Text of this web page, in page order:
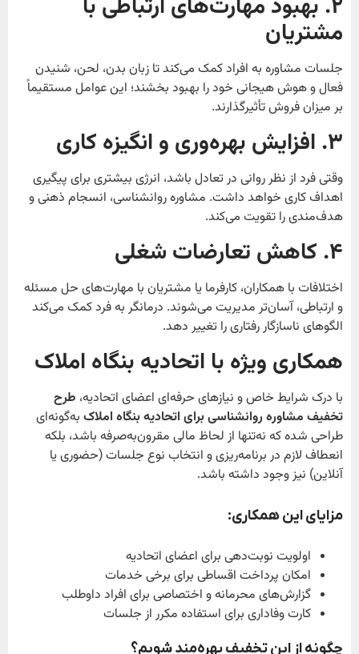
مشتریان
جلسات مشاوره به افراد کمک می‌کند تا زبان بدن، لحن، شنیدن
فعال و هوش هیجانی خود را بهبود بخشند؛ این عوامل مستقیماً
بر میزان فروش تأثیرگذارند.
. افزایش بهره‌وری و انگیزه کاری
وقتی فرد از نظر روانی در تعادل باشد، انرژی بیشتری برای پیگیری
اهداف کاری خواهد داشت. مشاوره روانشناسی، انسجام ذهنی و
هدف‌مندی را تقویت می‌کند.
. کاهش تعارضات شغلی
اختلافات با همکاران، کارفرما یا مشتریان با مهارت‌های حل مسئله
و ارتباطی، آسان‌تر مدیریت می‌شوند. درمانگر به فرد کمک می‌کند
الگوهای ناسازگار رفتاری را تغییر دهد.
همکاری ویژه با اتحادیه بنگاه املاک
با درک شرایط خاص و نیازهای حرفه‌ای اعضای اتحادیه،طرح
تخفیف مشاوره روانشناسی برای اتحادیه بنگاه املاکبه‌گونه‌ای
طراحی شده که نه‌تنها از لحاظ مالی مقرون‌به‌صرفه باشد، بلکه
انعطاف لازم در برنامه‌ریزی و انتخاب نوع جلسات (حضوری یا
آنلاین) نیز وجود داشته باشد.
مزایای این همکاری:
اولویت نوبت‌دهی برای اعضای اتحادیه
امکان پرداخت اقساطی برای برخی خدمات
گزارش‌های محرمانه و اختصاصی برای افراد داوطلب
کارت وفاداری برای استفاده مکرر از جلسات
چگونه از این تخفیف بهره‌مند شویم؟